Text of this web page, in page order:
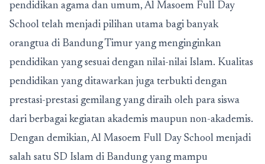
pendidikan agama dan umum, Al Masoem Full Day
School telah menjadi pilihan utama bagi banyak
orangtua di Bandung Timur yang menginginkan
pendidikan yang sesuai dengan nilai-nilai Islam. Kualitas
pendidikan yang ditawarkan juga terbukti dengan
prestasi-prestasi gemilang yang diraih oleh para siswa
dari berbagai kegiatan akademis maupun non-akademis.
Dengan demikian, Al Masoem Full Day School menjadi
salah satu SD Islam di Bandung yang mampu